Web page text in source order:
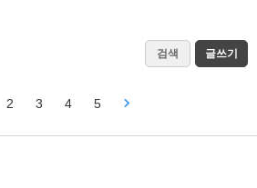
검색 글쓰기
2 3 4 5